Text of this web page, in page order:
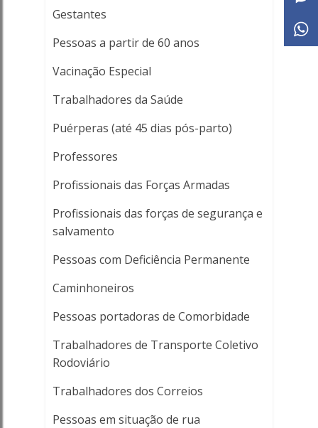
Gestantes
Pessoas a partir de 60 anos
Vacinação Especial
Trabalhadores da Saúde
Puérperas (até 45 dias pós-parto)
Professores
Profissionais das Forças Armadas
Profissionais das forças de segurança e
salvamento
Pessoas com Deficiência Permanente
Caminhoneiros
Pessoas portadoras de Comorbidade
Trabalhadores de Transporte Coletivo
Rodoviário
Trabalhadores dos Correios
Pessoas em situação de rua